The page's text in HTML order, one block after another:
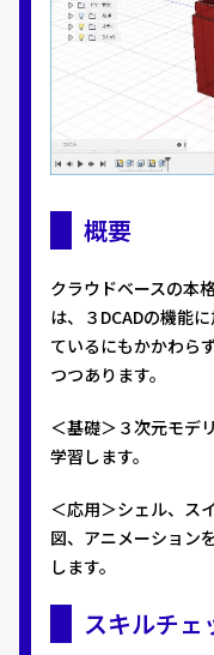
概要
クラウドベースの本
は、３DCADの機能
ているにもかかわら
つつあります。
＜基礎＞３次元モデ
学習します。
＜応用＞シェル、ス
図、アニメーション
します。
スキルチェ